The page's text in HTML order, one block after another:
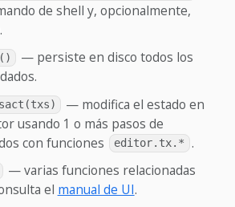
de shell y, opcionalmente,
— persiste en disco todos los
— modifica el estado en
usando 1 o más pasos de
con funciones
editor.tx.* .
— varias funciones relacionadas
el manual de UI.